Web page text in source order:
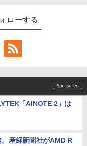
ローする
「AINOTE 2」は
産経新聞社がAMD R